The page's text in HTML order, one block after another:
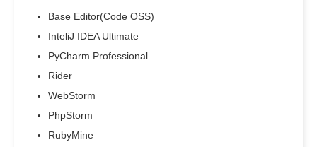
Base Editor(Code OSS)
InteliJ IDEA Ultimate
PyCharm Professional
Rider
WebStorm
PhpStorm
RubyMine